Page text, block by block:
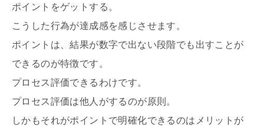
ポイントをゲットする。
こうした行為が達成感を感じさせます。
ポイントは、結果が数字で出ない段階でも出すことが
できるのが特徴です。
プロセス評価できるわけです。
プロセス評価は他人がするのが原則。
しかもそれがポイントで明確化できるのはメリットが